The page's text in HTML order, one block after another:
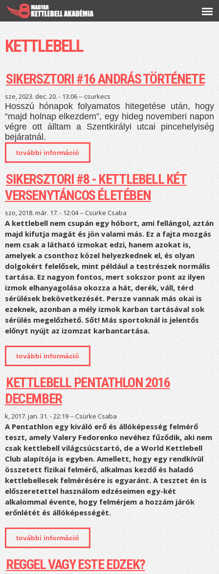
tartalomra
KETTLEBELL
SIKERSZTORI #16 ANDRÁS TÖRTÉNETE
sze, 2023. dec. 20. - 13:06 --csurkecs
Hosszú hónapok folyamatos hitegetése után, hogy
“majd holnap elkezdem”, egy hideg novemberi napon
végre ott álltam a Szentkirályi utcai pincehelyiség
bejáratnál.
további információ
tartalommal kapcsolatosan
SIKERSZTORI #8 - KETTLEBELL KÉT
VERSENYTÁNCOS ÉLETÉBEN
szo, 2018. már. 17. - 12:04 --Csürke Csaba
A kettlebell nem csupán egy hóbort, ami fellángol, aztán
majd kifutja magát és jön valami más. Ez a fajta mozgás
nem csak a látható izmokat edzi, hanem azokat is,
amelyek a csonthoz közel helyezkednek el, és olyan
dolgokért felelősek, mint például a testrészek normális
tartása. Ez nagyon fontos, mert sokszor pont az ilyen
izmok elhanyagolása okozza a hát, derék, váll, térd
sérülések bekövetkezését. Persze vannak más okai is
ezeknek, azonban a mély izmok karban tartásával sok
sérülés megelőzhető. Sőt! Más sportoknál is jelentős
előnyt nyújt az izomzat karbantartása.
további információ
versenytáncos életében tartalommal
KETTLEBELL PENTATHLON 2016
DECEMBER
k, 2017. jan. 31. - 22:19 --Csürke Csaba
A Pentathlon egy kiváló erő és állóképesség felmérő
teszt, amely Valery Fedorenko nevéhez fűződik, aki nem
csak kettlebell világcsúcstartó, de a World Kettlebell
Club alapítója is egyben. Amellett, hogy egy rendkívül
összetett fizikai felmérő, alkalmas kezdő és haladó
kettlebellesek felmérésére is egyaránt. A tesztet én is
előszeretettel használom edzéseimen egy-két
alkalommal évente, hogy felmérjem a hozzám járók
erőnlétét és állóképességét.
további információ
tartalommal kapcsolatosan
REGGEL VAGY ESTE EDZEK?